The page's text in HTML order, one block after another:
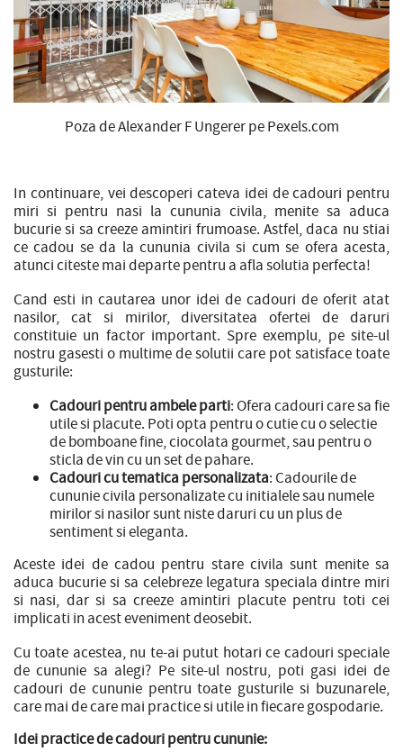
Poza de Alexander F Ungerer pe Pexels.com
In continuare, vei descoperi cateva idei de cadouri pentru
miri si pentru nasi la cununia civila, menite sa aduca
bucurie si sa creeze amintiri frumoase. Astfel, daca nu stiai
ce cadou se da la cununia civila si cum se ofera acesta,
atunci citeste mai departe pentru a afla solutia perfecta!
Cand esti in cautarea unor idei de cadouri de oferit atat
nasilor, cat si mirilor, diversitatea ofertei de daruri
constituie un factor important. Spre exemplu, pe site-ul
nostru gasesti o multime de solutii care pot satisface toate
gusturile:
Cadouri pentru ambele parti: Ofera cadouri care sa fie
utile si placute. Poti opta pentru o cutie cu o selectie
de bomboane fine, ciocolata gourmet, sau pentru o
sticla de vin cu un set de pahare.
Cadouri cu tematica personalizata: Cadourile de
cununie civila personalizate cu initialele sau numele
mirilor si nasilor sunt niste daruri cu un plus de
sentiment si eleganta.
Aceste idei de cadou pentru stare civila sunt menite sa
aduca bucurie si sa celebreze legatura speciala dintre miri
si nasi, dar si sa creeze amintiri placute pentru toti cei
implicati in acest eveniment deosebit.
Cu toate acestea, nu te-ai putut hotari ce cadouri speciale
de cununie sa alegi? Pe site-ul nostru, poti gasi idei de
cadouri de cununie pentru toate gusturile si buzunarele,
care mai de care mai practice si utile in fiecare gospodarie.
Idei practice de cadouri pentru cununie: